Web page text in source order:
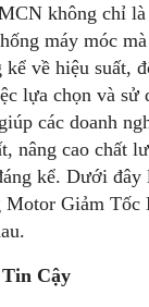
không chỉ
máy móc
về hiệu suất,
lựa chọn và sử
các doanh
nâng cao chất
kể. Dưới đây
Motor Giảm Tốc
Cậy